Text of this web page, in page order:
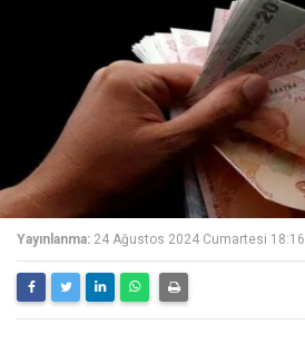
Yayınlanma: 24 Ağustos 2024 Cumartesi 18:16